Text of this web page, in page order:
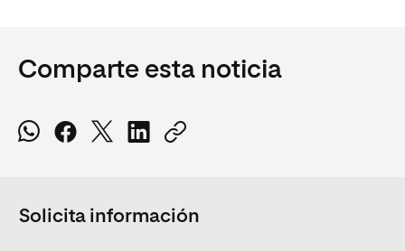
Comparte esta noticia
Solicita información